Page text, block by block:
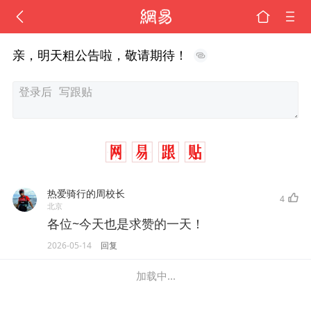
亲，明天粗公告啦，敬请期待！
热爱骑行的周校长
北京
4
各位~今天也是求赞的一天！
2026-05-14 回复
加载中...